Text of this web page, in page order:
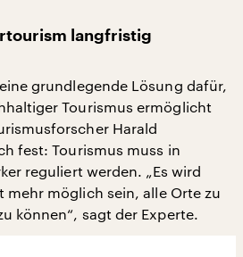
langfristig
grundlegende Lösung dafür,
Tourismus ermöglicht
Harald
fest: Tourismus muss in
reguliert werden. „Es wird
möglich sein, alle Orte zu
können“, sagt der Experte.